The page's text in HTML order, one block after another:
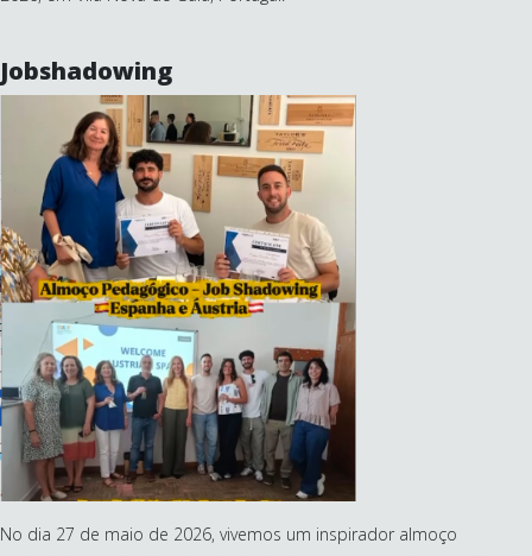
Jobshadowing
No dia 27 de maio de 2026, vivemos um inspirador almoço